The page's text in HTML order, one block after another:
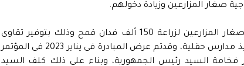
صغار المزارعين وزيادة دخولهم.
واستهدفت مرحلتها الأولى العمل مع 100 ألف من صغار المزارعين لزراعة 150 ألف فدان قمح وذلك بتوفير تقاوى
معتمدة مدعومة بنصف الثمن وتقديم دعم فنى وتنفيذ مدارس حقلية، وقدتم عرض المبادرة فى يناير 2023 فى المؤتمر
فخامة السيد رئيس الجمهورية، وبناء على ذلك كلف السيد